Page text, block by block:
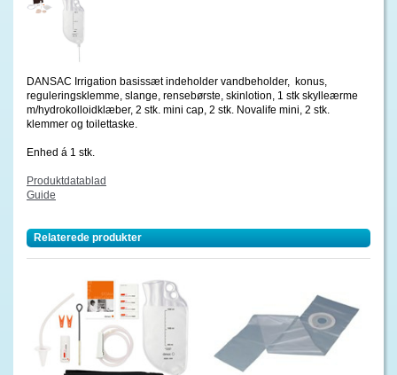
DANSAC Irrigation basissæt indeholder vandbeholder, konus,
reguleringsklemme, slange, rensebørste, skinlotion, 1 stk skylleærme
m/hydrokolloidklæber, 2 stk. mini cap, 2 stk. Novalife mini, 2 stk.
klemmer og toilettaske.
Enhed á 1 stk.
Produktdatablad
Guide
Relaterede produkter